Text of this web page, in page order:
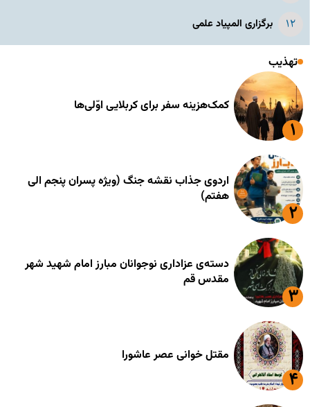
برگزاری المپیاد علمی
تهذیب
کمک‌هزینه سفر برای کربلایی اوّلی‌ها
اردوی جذاب نقشه جنگ (ویژه پسران پنجم الی
هفتم)
دسته‌ی عزاداری نوجوانان مبارز امام شهید شهر
مقدس قم
مقتل خوانی عصر عاشورا